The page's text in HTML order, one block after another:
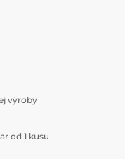
výroby
od 1 kusu